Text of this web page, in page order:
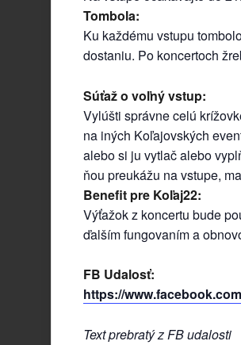
Tombola:
Ku každému vstupu
dostaniu. Po koncertoch
Súťaž o voľný vstup:
Vylúšti správne celú
na iných Koľajovských
alebo si ju vytlač alebo
ňou preukážu na vstupe,
Benefit pre Koľaj22:
Výťažok z koncertu bude
ďalším fungovaním a
FB Udalosť:
https://
Text prebratý z FB udalosti